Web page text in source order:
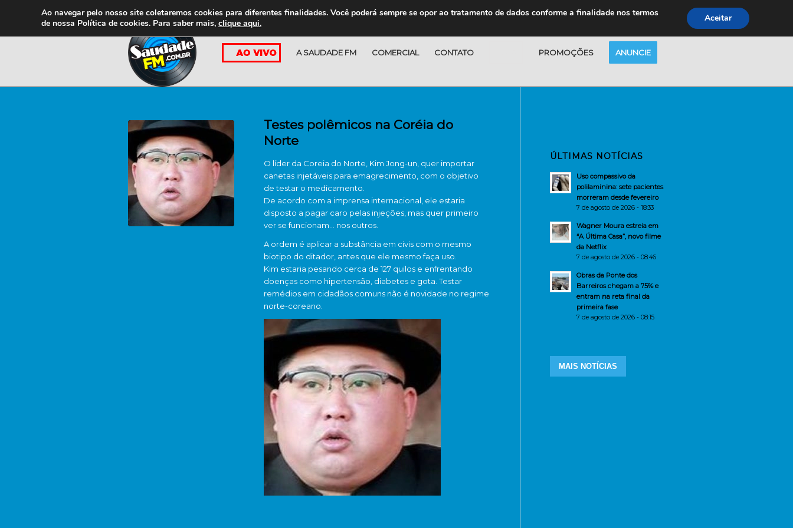
A SAUDADE FM COMERCIAL CONTATO PROMOÇÕES ANUNCIE
Testes polêmicos na Coréia do
Norte
O líder da Coreia do Norte, Kim Jong-un, quer importar
canetas injetáveis para emagrecimento, com o objetivo
de testar o medicamento.
De acordo com a imprensa internacional, ele estaria
disposto a pagar caro pelas injeções, mas quer primeiro
ver se funcionam… nos outros.
A ordem é aplicar a substância em civis com o mesmo
biotipo do ditador, antes que ele mesmo faça uso.
Kim estaria pesando cerca de 127 quilos e enfrentando
doenças como hipertensão, diabetes e gota. Testar
remédios em cidadãos comuns não é novidade no regime
norte-coreano.
ÚLTIMAS NOTÍCIAS
Uso compassivo da
polilaminina: sete pacientes
morreram desde fevereiro
7 de agosto de 2026 - 18:33
Wagner Moura estreia em
“A Última Casa”, novo filme
da Netflix
7 de agosto de 2026 - 08:46
Obras da Ponte dos
Barreiros chegam a 75% e
entram na reta final da
primeira fase
7 de agosto de 2026 - 08:15
MAIS NOTÍCIAS
Ao navegar pelo nosso site coletaremos cookies para diferentes finalidades. Você poderá sempre se opor ao tratamento de dados conforme a finalidade nos termos
de nossa Política de cookies. Para saber mais, clique aqui. Aceitar